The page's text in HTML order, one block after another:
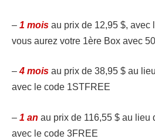
– 1 mois au prix de 12,95 $, avec
vous aurez votre 1ère Box avec
–4 mois au prix de 38,95 $ au
avec le code 1STFREE
– 1 an au prix de 116,55 $ au lieu
avec le code 3FREE